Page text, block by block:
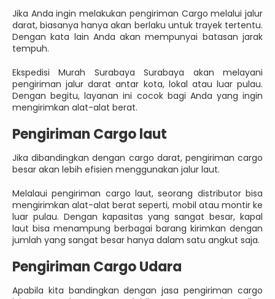
Jika Anda ingin melakukan pengiriman Cargo melalui jalur
darat, biasanya hanya akan berlaku untuk trayek tertentu.
Dengan kata lain Anda akan mempunyai batasan jarak
tempuh.
Ekspedisi Murah Surabaya Surabaya akan melayani
pengiriman jalur darat antar kota, lokal atau luar pulau.
Dengan begitu, layanan ini cocok bagi Anda yang ingin
mengirimkan alat-alat berat.
Pengiriman Cargo laut
Jika dibandingkan dengan cargo darat, pengiriman cargo
besar akan lebih efisien menggunakan jalur laut.
Melalaui pengiriman cargo laut, seorang distributor bisa
mengirimkan alat-alat berat seperti, mobil atau montir ke
luar pulau. Dengan kapasitas yang sangat besar, kapal
laut bisa menampung berbagai barang kirimkan dengan
jumlah yang sangat besar hanya dalam satu angkut saja.
Pengiriman Cargo Udara
Apabila kita bandingkan dengan jasa pengiriman cargo